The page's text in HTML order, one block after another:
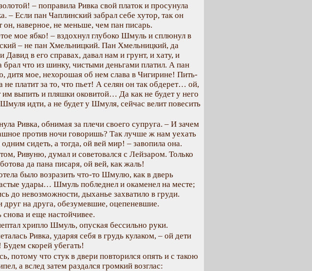
– поправила Ривка свой платок и просунула
– Если пан Чаплинский забрал себе хутор, так он
он, наверное, не меньше, чем пан писарь.
мое ябко! – вздохнул глубоко Шмуль и сплюнул в
– не пан Хмельницкий. Пан Хмельницкий, да
в его справах, давал нам и грунт, и хату, и
брал что из шинку, чистыми деньгами платил. А пан
дитя мое, нехорошая об нем слава в Чигирине! Пить-
не платит за то, что пьет! А селян он так обдерет… ой,
им выпить и пляшки оковитой… Да как не будет у него
Шмуля идти, а не будет у Шмуля, сейчас велит повесить
Ривка, обнимая за плечи своего супруга. – И зачем
против ночи говоришь? Так лучше ж нам уехать
сидеть, а тогда, ой вей мир! – завопила она.
Ривуню, думал и советовался с Лейзаром. Только
да пана писаря, ой вей, как жаль!
было возразить что-то Шмулю, как в дверь
удары… Шмуль побледнел и окаменел на месте;
до невозможности, дыханье захватило в груди.
друг на друга, обезумевшие, оцепеневшие.
снова и еще настойчивее.
хрипло Шмуль, опуская бессильно руки.
Ривка, ударяя себя в грудь кулаком, – ой дети
скорей убегать!
потому что стук в двери повторился опять и с такою
а вслед затем раздался громкий возглас: